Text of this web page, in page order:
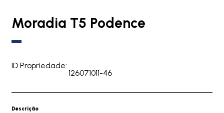
Moradia T5 Podence
ID Propriedade:
126071011-46
Descrição